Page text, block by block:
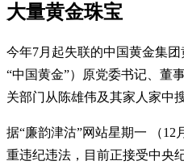
大量黄金珠宝
今年7月起失联的中国黄金集
“中国黄金”）原党委书记、董
关部门从陈雄伟及其家人家中
据“廉韵津沽”网站星期一 （12
重违纪违法，目前正接受中央